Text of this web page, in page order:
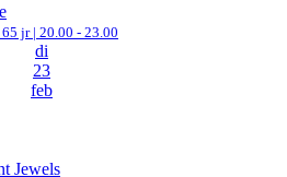
jr | 20.00 - 23.00
di
23
feb
Jewels